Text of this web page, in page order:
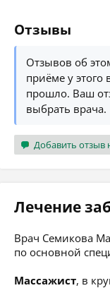
Отзывы
Отзывов об
приёме у этого
прошло. Ваш
выбрать врача.
Добавить отзыв
Лечение
Врач Семикова
по основной
Массажист, в